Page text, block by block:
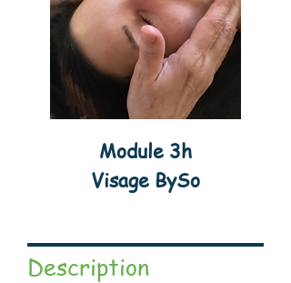
Module 3h
Visage BySo
Description